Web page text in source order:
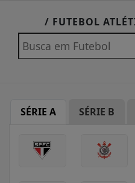
/ FUTEBOL
SÉRIE A SÉRIE B